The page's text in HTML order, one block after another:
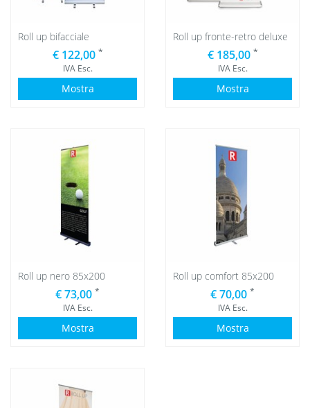
Roll up bifacciale
€ 122,00 *
IVA Esc.
Mostra
Roll up fronte-retro deluxe
€ 185,00 *
IVA Esc.
Mostra
Roll up nero 85x200
€ 73,00 *
IVA Esc.
Mostra
Roll up comfort 85x200
€ 70,00 *
IVA Esc.
Mostra